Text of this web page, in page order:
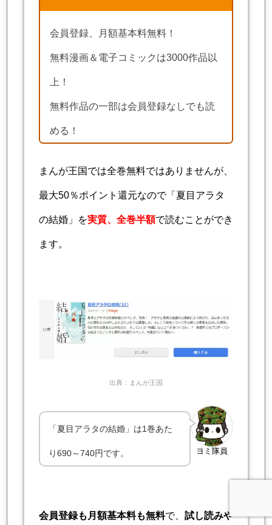
会員登録、月額基本料無料！
無料漫画＆電子コミックは3000作品以
上！
無料作品の一部は会員登録なしでも読
める！
まんが王国では全巻無料ではありませんが、
最大50％ポイント還元なので「夏目アラタ
の結婚」を実質、全巻半額で読むことができ
ます。
出典：まんが王国
ヨミ隊員
「夏目アラタの結婚」は1巻あた
り690～740円です。
会員登録も月額基本料も無料で、 試し読みや